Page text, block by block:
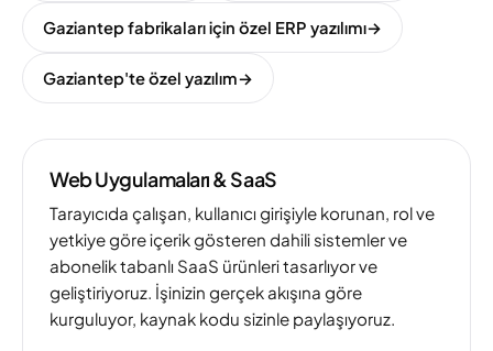
Gaziantep fabrikaları için özel ERP yazılımı→
Gaziantep'te özel yazılım→
Web Uygulamaları & SaaS
Tarayıcıda çalışan, kullanıcı girişiyle korunan, rol ve
yetkiye göre içerik gösteren dahili sistemler ve
abonelik tabanlı SaaS ürünleri tasarlıyor ve
geliştiriyoruz. İşinizin gerçek akışına göre
kurguluyor, kaynak kodu sizinle paylaşıyoruz.